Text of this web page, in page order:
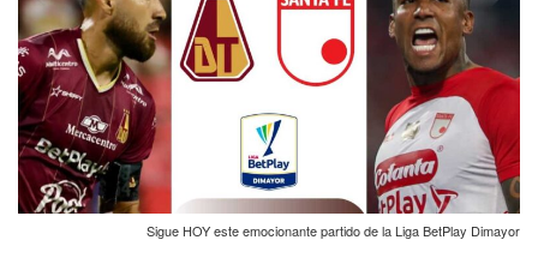
Sigue HOY este emocionante partido de la Liga BetPlay Dimayor